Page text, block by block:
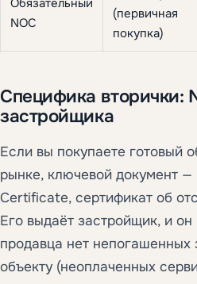
Обязательный
NOC
(первичная
покупка)
Специфика вторички:
застройщика
Если вы покупаете готовый
рынке, ключевой документ —
Certificate, сертификат об
Его выдаёт застройщик, и он
продавца нет
объекту (неоплаченных